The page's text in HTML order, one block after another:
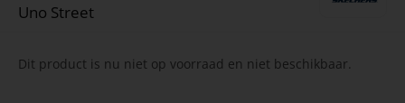
Uno Street
Dit product is nu niet op voorraad en niet beschikbaar.